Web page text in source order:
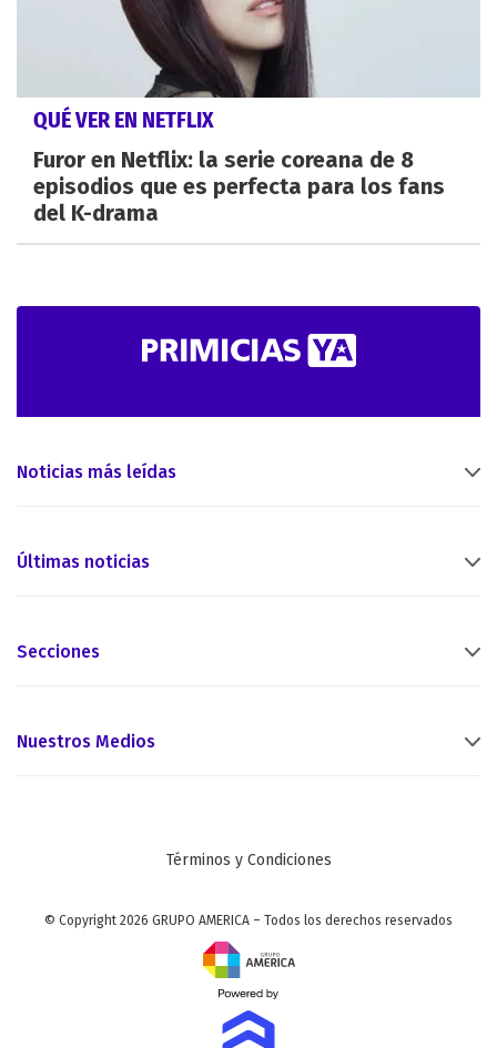
QUÉ VER EN NETFLIX
Furor en Netflix: la serie coreana de 8
episodios que es perfecta para los fans
del K-drama
Noticias más leídas
Últimas noticias
Secciones
Nuestros Medios
Términos y Condiciones
© Copyright 2026 GRUPO AMERICA – Todos los derechos reservados